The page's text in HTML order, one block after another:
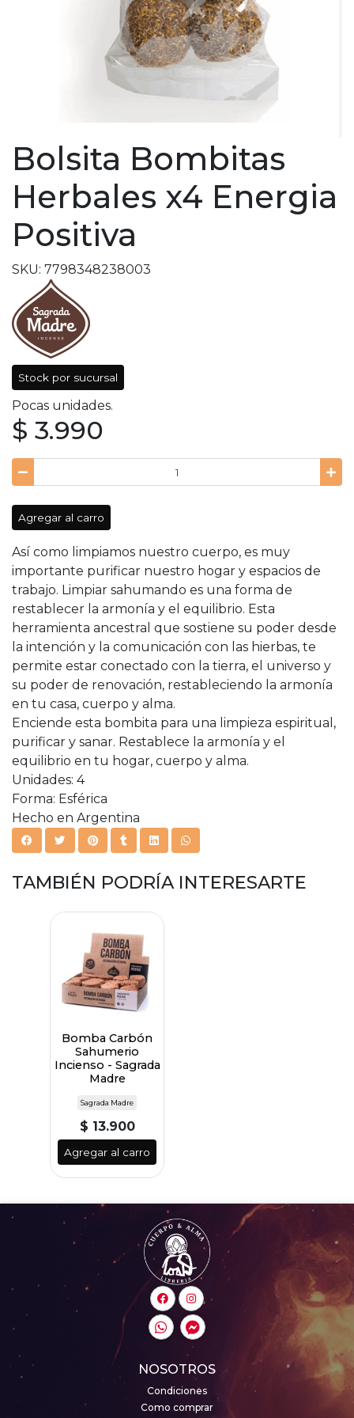
Bolsita Bombitas
Herbales x4 Energia
Positiva
SKU: 7798348238003
Stock por sucursal
Pocas unidades.
$ 3.990
Agregar al carro
Así como limpiamos nuestro cuerpo, es muy
importante purificar nuestro hogar y espacios de
trabajo. Limpiar sahumando es una forma de
restablecer la armonía y el equilibrio. Esta
herramienta ancestral que sostiene su poder desde
la intención y la comunicación con las hierbas, te
permite estar conectado con la tierra, el universo y
su poder de renovación, restableciendo la armonía
en tu casa, cuerpo y alma.
Enciende esta bombita para una limpieza espiritual,
purificar y sanar. Restablece la armonía y el
equilibrio en tu hogar, cuerpo y alma.
Unidades: 4
Forma: Esférica
Hecho en Argentina
TAMBIÉN PODRÍA INTERESARTE
Bomba Carbón
Sahumerio
Incienso - Sagrada
Madre
Sagrada Madre
$ 13.900
Agregar al carro
NOSOTROS
Condiciones
Como comprar